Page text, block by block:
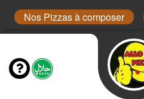
Nos Pizzas à composer